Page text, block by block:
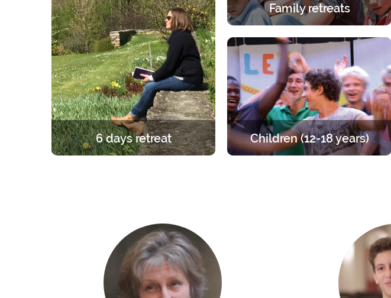
6 days retreat
Family retreats
Each age group, whether it is the
parents or children has its own
specific programme.
Children (12-18 years)